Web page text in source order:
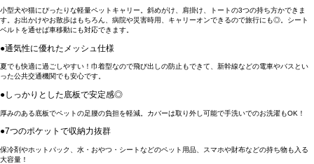
小型犬や猫にぴったりな軽量ペットキャリー。斜めがけ、肩掛け、トートの3つの持ち方かできま
す。お出かけやお散歩はもちろん、病院や災害時用、キャリーオンできるので旅行にも◎。シート
ベルトを通せば車移動にも対応できます。
●通気性に優れたメッシュ仕様
夏でも快適に過ごしやすい！巾着型なので飛び出しの防止もできて、新幹線などの電車やバスとい
った公共交通機関でも安心です。
●しっかりとした底板で安定感◎
厚みのある底板でペットの足腰の負担を軽減。カバーは取り外し可能で手洗いでのお洗濯もOK！
●7つのポケットで収納力抜群
保冷剤やホットパック、水・おやつ・シートなどのペット用品、スマホや財布などの持ち物も入る
大容量！